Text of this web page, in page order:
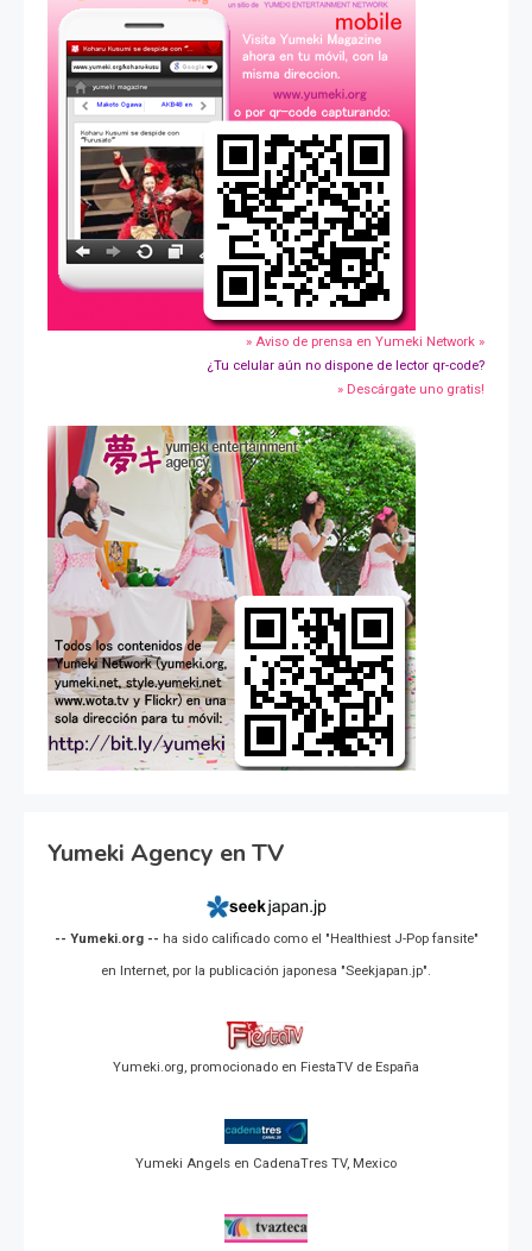
» Aviso de prensa en Yumeki Network »
¿Tu celular aún no dispone de lector qr-code?
» Descárgate uno gratis!
Yumeki Agency en TV
-- Yumeki.org -- ha sido calificado como el "Healthiest J-Pop fansite"
en Internet, por la publicación japonesa "Seekjapan.jp".
Yumeki.org, promocionado en FiestaTV de España
Yumeki Angels en CadenaTres TV, Mexico